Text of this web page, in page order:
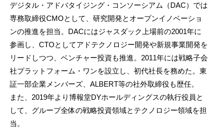
デジタル・アドバタイジング・コンソーシアム（DAC）では
専務取締役CMOとして、研究開発とオープンイノベーショ
ンの推進を担当。DACにはジャスダック上場前の2001年に
参画し、CTOとしてアドテクノロジー開発や新規事業開発を
リードしつつ、ベンチャー投資も推進。2011年には戦略子会
社プラットフォーム・ワンを設立し、初代社長を務めた。東
証一部企業メンバーズ、ALBERT等の社外取締役も歴任。
また、2019年より博報堂DYホールディングスの執行役員と
して、グループ全体の戦略投資領域とテクノロジー領域を担
当。